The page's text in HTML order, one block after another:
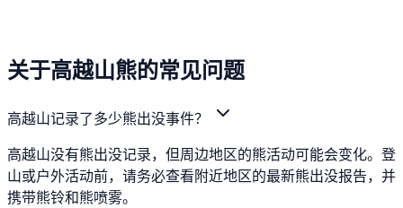
关于高越山熊的常见问题
高越山记录了多少熊出没事件？
高越山没有熊出没记录，但周边地区的熊活动可能会变化。登
山或户外活动前，请务必查看附近地区的最新熊出没报告，并
携带熊铃和熊喷雾。